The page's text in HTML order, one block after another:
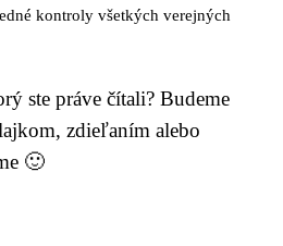
kontroly všetkých verejných
ste práve čítali? Budeme
zdieľaním alebo
🙂